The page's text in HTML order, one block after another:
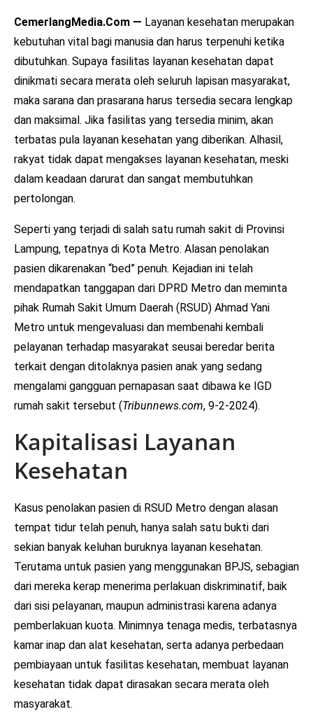
CemerlangMedia.Com — Layanan kesehatan merupakan
kebutuhan vital bagi manusia dan harus terpenuhi ketika
dibutuhkan. Supaya fasilitas layanan kesehatan dapat
dinikmati secara merata oleh seluruh lapisan masyarakat,
maka sarana dan prasarana harus tersedia secara lengkap
dan maksimal. Jika fasilitas yang tersedia minim, akan
terbatas pula layanan kesehatan yang diberikan. Alhasil,
rakyat tidak dapat mengakses layanan kesehatan, meski
dalam keadaan darurat dan sangat membutuhkan
pertolongan.
Seperti yang terjadi di salah satu rumah sakit di Provinsi
Lampung, tepatnya di Kota Metro. Alasan penolakan
pasien dikarenakan “bed” penuh. Kejadian ini telah
mendapatkan tanggapan dari DPRD Metro dan meminta
pihak Rumah Sakit Umum Daerah (RSUD) Ahmad Yani
Metro untuk mengevaluasi dan membenahi kembali
pelayanan terhadap masyarakat seusai beredar berita
terkait dengan ditolaknya pasien anak yang sedang
mengalami gangguan pernapasan saat dibawa ke IGD
rumah sakit tersebut (Tribunnews.com, 9-2-2024).
Kapitalisasi Layanan
Kesehatan
Kasus penolakan pasien di RSUD Metro dengan alasan
tempat tidur telah penuh, hanya salah satu bukti dari
sekian banyak keluhan buruknya layanan kesehatan.
Terutama untuk pasien yang menggunakan BPJS, sebagian
dari mereka kerap menerima perlakuan diskriminatif, baik
dari sisi pelayanan, maupun administrasi karena adanya
pemberlakuan kuota. Minimnya tenaga medis, terbatasnya
kamar inap dan alat kesehatan, serta adanya perbedaan
pembiayaan untuk fasilitas kesehatan, membuat layanan
kesehatan tidak dapat dirasakan secara merata oleh
masyarakat.